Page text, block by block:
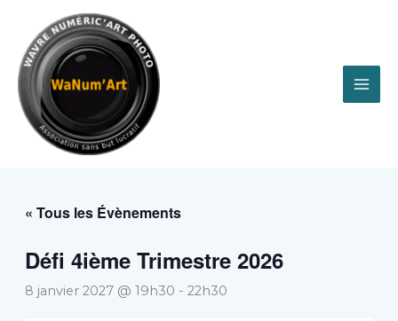
contenu
« Tous les Évènements
Défi 4ième Trimestre 2026
8 janvier 2027 @ 19h30 - 22h30